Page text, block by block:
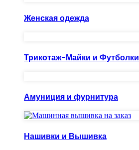
Женская одежда
Трикотаж-Майки и Футболки
Амуниция и фурнитура
Нашивки и Вышивка